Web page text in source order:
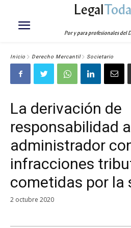
Legal
Por y para profesionales del
Inicio Derecho Mercantil Societario
La derivación de
responsabilidad
administrador
infracciones
cometidas por la
2 octubre 2020